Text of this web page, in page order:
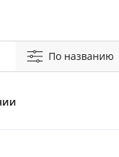
По названию